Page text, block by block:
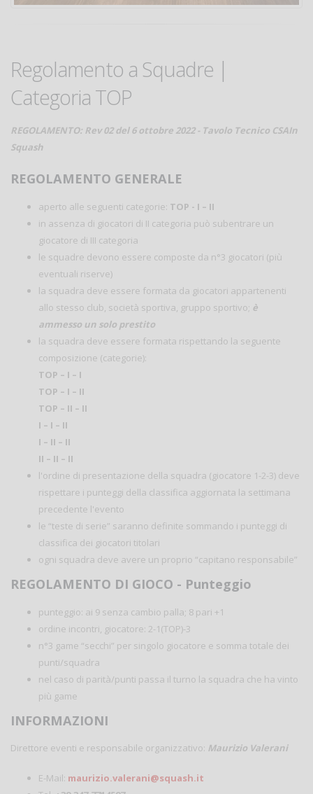
Regolamento a Squadre |
Categoria TOP
REGOLAMENTO: Rev 02 del 6 ottobre 2022 - Tavolo Tecnico CSAIn
Squash
REGOLAMENTO GENERALE
aperto alle seguenti categorie: TOP - I – II
in assenza di giocatori di II categoria può subentrare un
giocatore di III categoria
le squadre devono essere composte da n°3 giocatori (più
eventuali riserve)
la squadra deve essere formata da giocatori appartenenti
allo stesso club, società sportiva, gruppo sportivo; è
ammesso un solo prestito
la squadra deve essere formata rispettando la seguente
composizione (categorie):
TOP – I – I
TOP – I – II
TOP – II – II
I – I – II
I – II – II
II – II – II
l'ordine di presentazione della squadra (giocatore 1-2-3) deve
rispettare i punteggi della classifica aggiornata la settimana
precedente l'evento
le “teste di serie” saranno definite sommando i punteggi di
classifica dei giocatori titolari
ogni squadra deve avere un proprio “capitano responsabile”
REGOLAMENTO DI GIOCO - Punteggio
punteggio: ai 9 senza cambio palla; 8 pari +1
ordine incontri, giocatore: 2-1(TOP)-3
n°3 game “secchi” per singolo giocatore e somma totale dei
punti/squadra
nel caso di parità/punti passa il turno la squadra che ha vinto
più game
INFORMAZIONI
Direttore eventi e responsabile organizzativo: Maurizio Valerani
E-Mail: maurizio.valerani@squash.it